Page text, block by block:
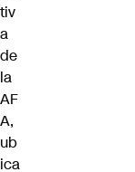
tiv
a
de
la
AF
A,
ub
ica